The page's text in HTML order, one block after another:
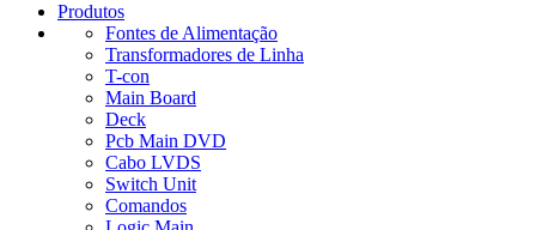
Produtos
Fontes de Alimentação
Transformadores de Linha
T-con
Main Board
Deck
Pcb Main DVD
Cabo LVDS
Switch Unit
Comandos